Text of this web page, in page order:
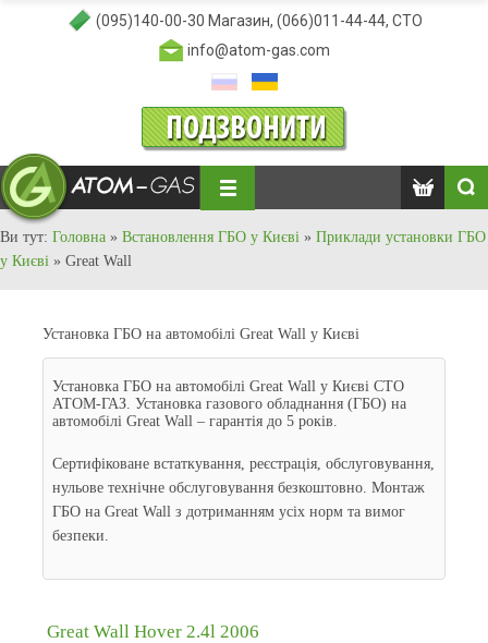
(095)140-00-30 Магазин, (066)011-44-44, СТО
info@atom-gas.com
Ви тут: Головна » Встановлення ГБО у Києві » Приклади установки ГБО
у Києві » Great Wall
Установка ГБО на автомобілі Great Wall у Києві
Установка ГБО на автомобілі Great Wall у Києві СТО
АТОМ-ГАЗ. Установка газового обладнання (ГБО) на
автомобілі Great Wall – гарантія до 5 років.
Сертифіковане встаткування, реєстрація, обслуговування,
нульове технічне обслуговування безкоштовно. Монтаж
ГБО на Great Wall з дотриманням усіх норм та вимог
безпеки.
Great Wall Hover 2.4l 2006